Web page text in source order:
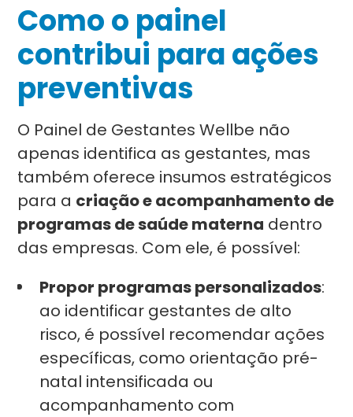
Como o painel
contribui para ações
preventivas
O Painel de Gestantes Wellbe não
apenas identifica as gestantes, mas
também oferece insumos estratégicos
para a criação e acompanhamento de
programas de saúde materna dentro
das empresas. Com ele, é possível:
Propor programas personalizados:
ao identificar gestantes de alto
risco, é possível recomendar ações
específicas, como orientação pré-
natal intensificada ou
acompanhamento com